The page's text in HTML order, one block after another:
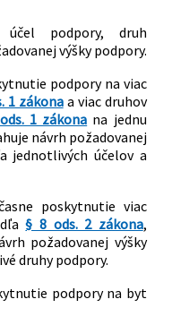
účel podpory, druh
výšky podpory.
podpory na viac
1 zákonaa viac druhov
1 zákona na jednu
návrh požadovanej
jednotlivých účelov a
poskytnutie viac
§ 8 ods. 2 zákona,
požadovanej výšky
druhy podpory.
podpory na byt